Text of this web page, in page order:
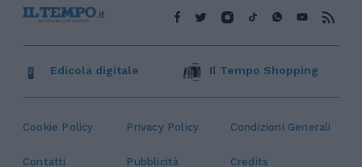
Cookie Policy Privacy Policy Condizioni Generali
Contatti Pubblicità Credits
Edicola digitale Il Tempo Shopping